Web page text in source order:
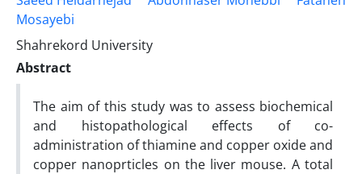
Mosayebi
Shahrekord University
Abstract
The aim of this study was to assess biochemical
and histopathological effects of co-
administration of thiamine and copper oxide and
copper nanoprticles on the liver mouse. A total